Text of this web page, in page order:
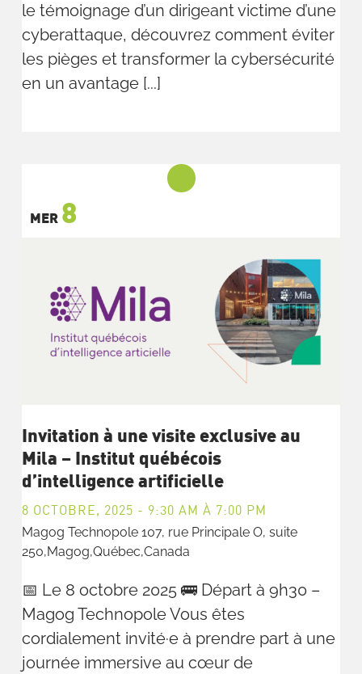
le témoignage d’un dirigeant victime d’une
cyberattaque, découvrez comment éviter
les pièges et transformer la cybersécurité
en un avantage [...]
MER 8
Invitation à une visite exclusive au
Mila – Institut québécois
d’intelligence artificielle
8 OCTOBRE, 2025 - 9:30 AM À 7:00 PM
Magog Technopole 107, rue Principale O, suite
250,Magog,Québec,Canada
📅 Le 8 octobre 2025 🚌 Départ à 9h30 –
Magog Technopole Vous êtes
cordialement invité·e à prendre part à une
journée immersive au cœur de